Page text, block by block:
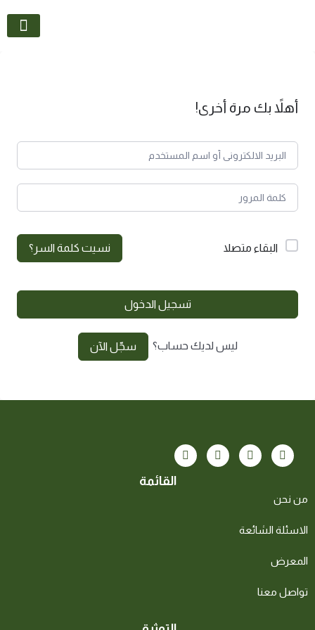
أهلاً بك مرة أخرى!
البقاء متصلا نسيت كلمة السر؟
تسجيل الدخول
ليس لديك حساب؟ سجّل الآن
القائمة
من نحن
الاسئلة الشائعة
المعرض
تواصل معنا